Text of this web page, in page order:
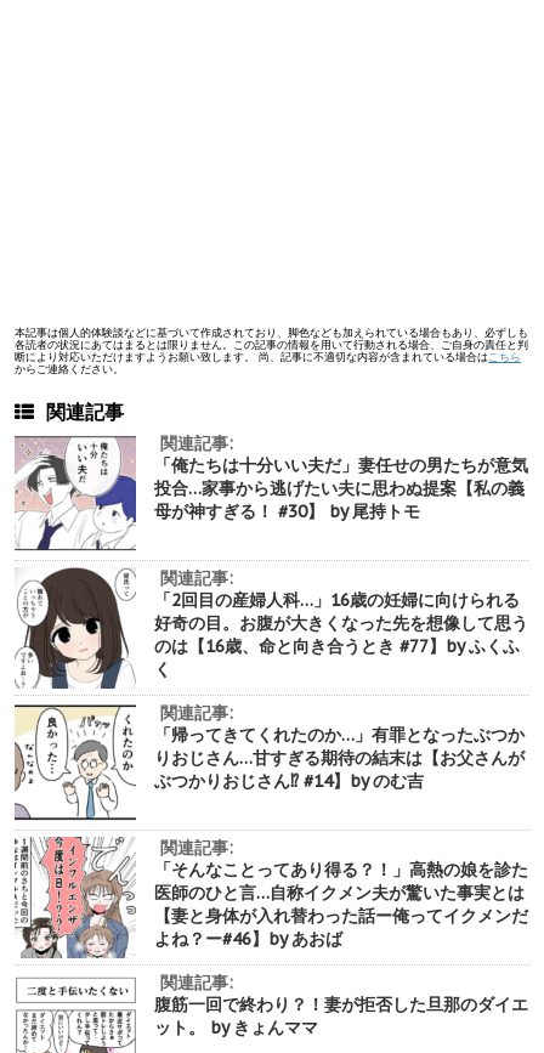
本記事は個人的体験談などに基づいて作成されており、脚色なども加えられている場合もあり、必ずしも
各読者の状況にあてはまるとは限りません。この記事の情報を用いて行動される場合、ご自身の責任と判
断により対応いただけますようお願い致します。 尚、記事に不適切な内容が含まれている場合はこちら
からご連絡ください。
関連記事
関連記事:
「俺たちは十分いい夫だ」妻任せの男たちが意気
投合…家事から逃げたい夫に思わぬ提案【私の義
母が神すぎる！ #30】 by 尾持トモ
関連記事:
「2回目の産婦人科…」16歳の妊婦に向けられる
好奇の目。お腹が大きくなった先を想像して思う
のは【16歳、命と向き合うとき #77】by ふくふ
く
関連記事:
「帰ってきてくれたのか…」有罪となったぶつか
りおじさん…甘すぎる期待の結末は【お父さんが
ぶつかりおじさん⁉︎ #14】by のむ吉
関連記事:
「そんなことってあり得る？！」高熱の娘を診た
医師のひと言…自称イクメン夫が驚いた事実とは
【妻と身体が入れ替わった話ー俺ってイクメンだ
よね？ー#46】by あおば
関連記事:
腹筋一回で終わり？！妻が拒否した旦那のダイエ
ット。 by きょんママ